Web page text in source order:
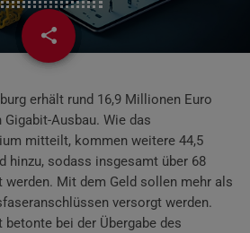
share
email
erhält rund 16,9 Millionen Euro
Ausbau. Wie das
mitteilt, kommen weitere 44,5
hinzu, sodass insgesamt über 68
Mit dem Geld sollen mehr als
versorgt werden.
bei der Übergabe des